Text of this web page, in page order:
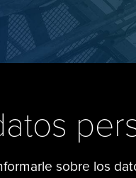
sobre los